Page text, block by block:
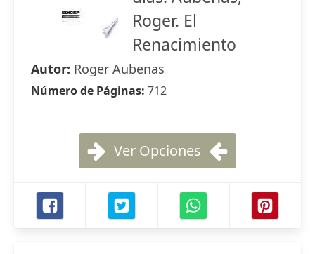
Roger. El
Renacimiento
Autor: Roger Aubenas
Número de Páginas: 712
Ver Opciones